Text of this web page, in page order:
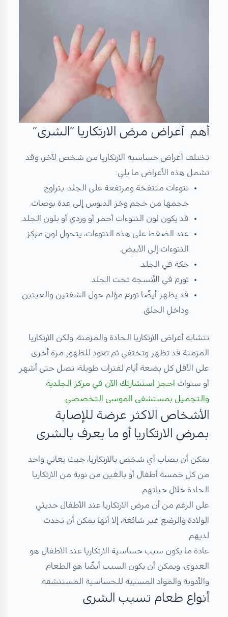
أهم أعراض مرض الارتكاريا “الشرى”
تختلف أعراض حساسية الارتكاريا من شخص لآخر، وقد
تشمل هذه الأعراض ما يلي:
نتوءات منتفخة ومرتفعة على الجلد، يتراوح
حجمها من حجم وخز الدبوس إلى عدة بوصات.
قد يكون لون النتوءات أحمر أو وردي أو بلون الجلد.
عند الضغط على هذه النتوءات، يتحول لون مركز
النتوءات إلى الأبيض.
حكة في الجلد.
تورم في الأنسجة تحت الجلد.
قد يظهر أيضًا تورم مؤلم حول الشفتين والعينين
وداخل الحلق.
تتشابه أعراض الارتكاريا الحادة والمزمنة، ولكن الارتكاريا
المزمنة قد تظهر وتختفي ثم تعود للظهور مرة أخرى
على الأقل كل بضعة أيام لفترات طويلة، تصل حتى أشهر
أو سنوات احجز استشارتك الآن في مركز الجلدية
والتجميل بمستشفى الموسى التخصصي
الأشخاص الاكثر عرضة للإصابة
بمرض الارتكاريا أو ما يعرف بالشرى
يمكن أن يصاب أي شخص بالارتكاريا، حيث يعاني واحد
من كل خمسة أطفال أو بالغين من نوبة من الارتكاريا
الحادة خلال حياتهم.
على الرغم من أن مرض الارتكاريا عند الأطفال حديثي
الولادة والرضع غير شائعة، إلا أنها يمكن أن تحدث
لديهم.
عادة ما يكون سبب حساسية الارتكاريا عند الأطفال هو
العدوى، ويمكن أن يكون السبب أيضًا هو الطعام
والأدوية والمواد المسببة للحساسية المستنشقة.
أنواع طعام تسبب الشرى